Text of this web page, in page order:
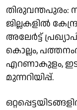
തിരുവന്തപുരം:
ജില്ലകളിൽ
അലേർട്ട്
കൊല്ലം,
എറണാകുളം,
മുന്നറിയിപ്പ്.